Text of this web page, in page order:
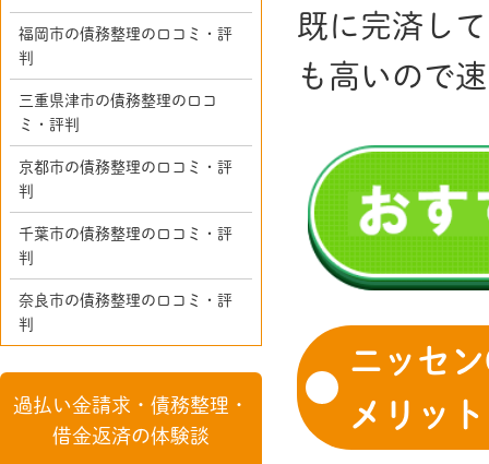
既に完済し
も高いので
ニッセ
メリット
福岡市の債務整理の口コミ・評
判
三重県津市の債務整理の口コ
ミ・評判
京都市の債務整理の口コミ・評
判
千葉市の債務整理の口コミ・評
判
奈良市の債務整理の口コミ・評
判
過払い金請求・債務整理・
借金返済の体験談